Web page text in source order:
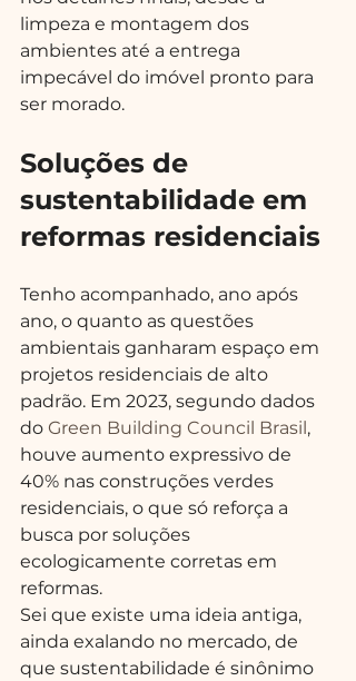
limpeza e montagem dos
ambientes até a entrega
impecável do imóvel pronto para
ser morado.
Soluções de
sustentabilidade em
reformas residenciais
Tenho acompanhado, ano após
ano, o quanto as questões
ambientais ganharam espaço em
projetos residenciais de alto
padrão. Em 2023, segundo dados
do Green Building Council Brasil,
houve aumento expressivo de
40% nas construções verdes
residenciais, o que só reforça a
busca por soluções
ecologicamente corretas em
reformas.
Sei que existe uma ideia antiga,
ainda exalando no mercado, de
que sustentabilidade é sinônimo